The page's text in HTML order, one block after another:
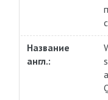
Название
англ.: